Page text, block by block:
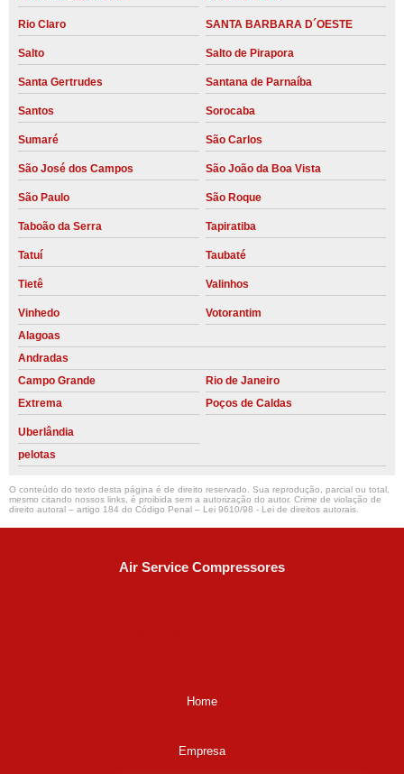
Rio Claro SANTA BARBARA D´OESTE
Salto Salto de Pirapora
Santa Gertrudes Santana de Parnaíba
Santos Sorocaba
Sumaré São Carlos
São José dos Campos São João da Boa Vista
São Paulo São Roque
Taboão da Serra Tapiratiba
Tatuí Taubaté
Tietê Valinhos
Vinhedo
Votorantim
Alagoas
Andradas
Campo Grande
Rio de Janeiro
Extrema
Poços de Caldas
Uberlândia
pelotas
O conteúdo do texto desta página é de direito reservado. Sua reprodução, parcial ou total,
mesmo citando nossos links, é proibida sem a autorização do autor. Crime de violação de
direito autoral – artigo 184 do Código Penal – Lei 9610/98 - Lei de direitos autorais.
Air Service Compressores
Home
Empresa